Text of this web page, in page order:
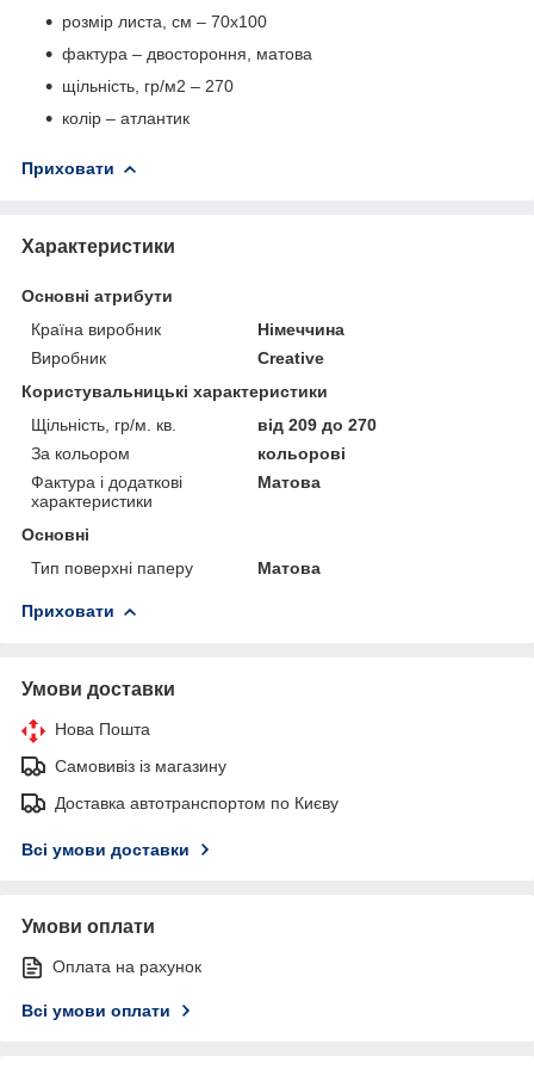
розмір листа, см – 70х100
фактура – двостороння, матова
щільність, гр/м2 – 270
колір – атлантик
Приховати
Характеристики
Основні атрибути
Країна виробник
Німеччина
Виробник
Creative
Користувальницькі характеристики
Щільність, гр/м. кв.
від 209 до 270
За кольором
кольорові
Фактура і додаткові
характеристики
Матова
Основні
Тип поверхні паперу
Матова
Приховати
Умови доставки
Нова Пошта
Самовивіз із магазину
Доставка автотранспортом по Києву
Всі умови доставки
Умови оплати
Оплата на рахунок
Всі умови оплати